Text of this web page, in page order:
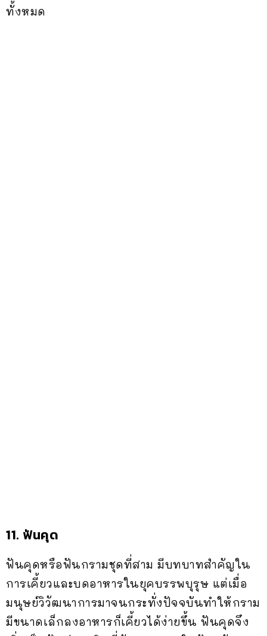
ทั้งหมด
11. ฟันคุด
ฟันคุดหรือฟันกรามชุดที่สาม มีบทบาทสำคัญใน
การเคี้ยวและบดอาหารในยุคบรรพบุรุษ แต่เมื่อ
มนุษย์วิวัฒนาการมาจนกระทั่งปัจจบันทำให้กราม
มีขนาดเล็กลงอาหารก็เคี้ยวได้ง่ายขึ้น ฟันคุดจึง